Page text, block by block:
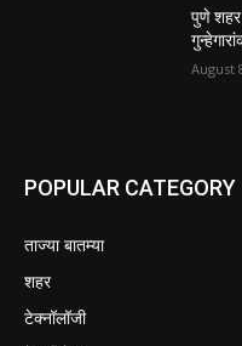
पुणे शहर
August
POPULAR CATEGORY
ताज्या बातम्या
शहर
टेक्नॉलॉजी